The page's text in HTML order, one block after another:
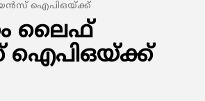
ഐപിഒയ്ക്ക്
ലൈഫ്